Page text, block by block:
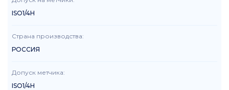
ISO1/4H
Страна производства:
РОССИЯ
Допуск метчика:
ISO1/4H